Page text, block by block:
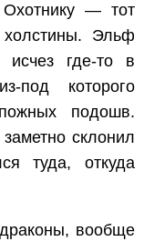
— тот
холстины. Эльф
где-то в
под которого
подошв.
склонил
туда, откуда
вообще